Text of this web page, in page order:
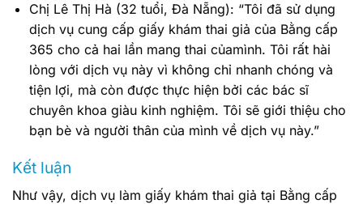
Chị Lê Thị Hà (32 tuổi, Đà Nẵng): “Tôi đã sử dụng
dịch vụ cung cấp giấy khám thai giả của Bằng cấp
365 cho cả hai lần mang thai củamình. Tôi rất hài
lòng với dịch vụ này vì không chỉ nhanh chóng và
tiện lợi, mà còn được thực hiện bởi các bác sĩ
chuyên khoa giàu kinh nghiệm. Tôi sẽ giới thiệu cho
bạn bè và người thân của mình về dịch vụ này.”
Kết luận
Như vậy, dịch vụ làm giấy khám thai giả tại Bằng cấp